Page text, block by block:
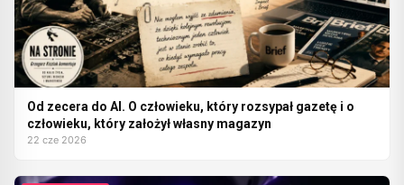
Od zecera do AI. O człowieku, który rozsypał gazetę i o
człowieku, który założył własny magazyn
22 cze 2026